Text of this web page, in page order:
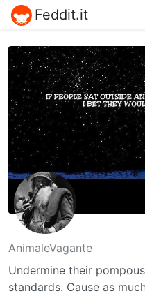
Feddit.it
AnimaleVagante
Undermine their
standards. Cause as